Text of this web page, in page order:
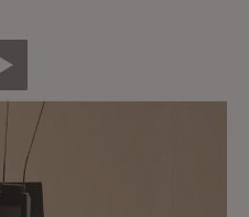
Video abspielen